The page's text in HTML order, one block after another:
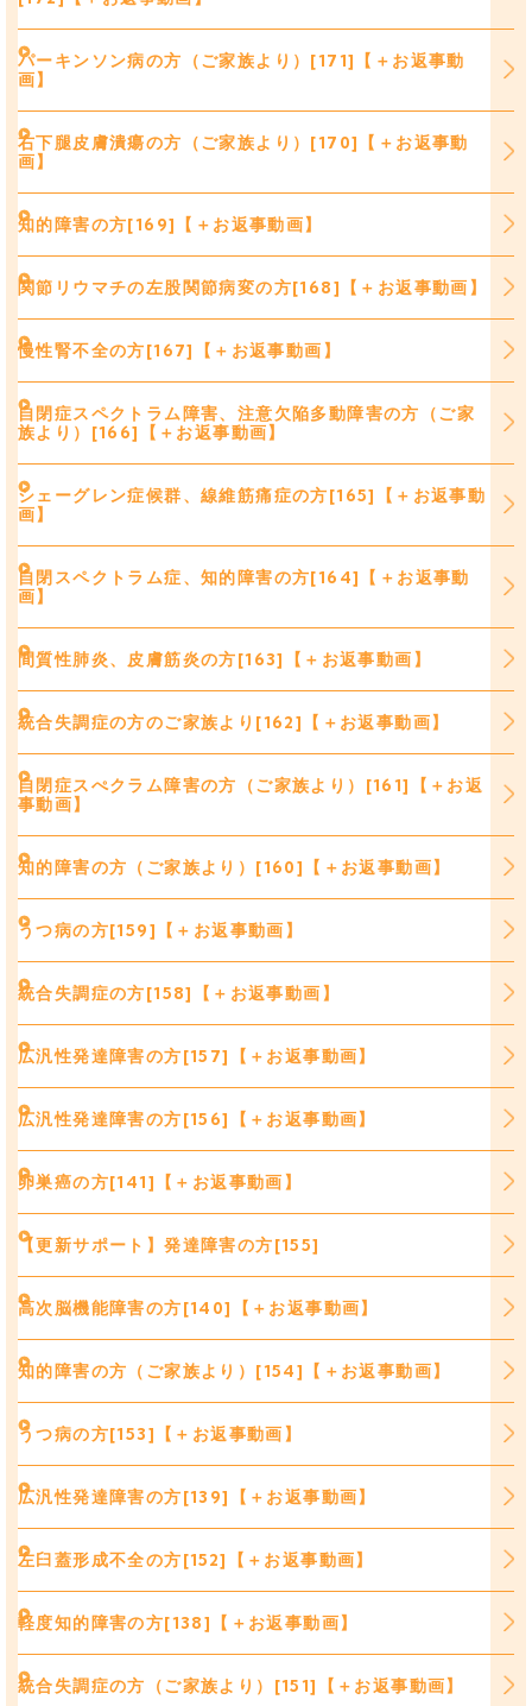
パーキンソン病の方（ご家族より）[171]【＋お返事動
画】
右下腿皮膚潰瘍の方（ご家族より）[170]【＋お返事動
画】
知的障害の方[169]【＋お返事動画】
関節リウマチの左股関節病変の方[168]【＋お返事動画】
慢性腎不全の方[167]【＋お返事動画】
自閉症スペクトラム障害、注意欠陥多動障害の方（ご家
族より）[166]【＋お返事動画】
シェーグレン症候群、線維筋痛症の方[165]【＋お返事動
画】
自閉スペクトラム症、知的障害の方[164]【＋お返事動
画】
間質性肺炎、皮膚筋炎の方[163]【＋お返事動画】
統合失調症の方のご家族より[162]【＋お返事動画】
自閉症スぺクラム障害の方（ご家族より）[161]【＋お返
事動画】
知的障害の方（ご家族より）[160]【＋お返事動画】
うつ病の方[159]【＋お返事動画】
統合失調症の方[158]【＋お返事動画】
広汎性発達障害の方[157]【＋お返事動画】
広汎性発達障害の方[156]【＋お返事動画】
卵巣癌の方[141]【＋お返事動画】
【更新サポート】発達障害の方[155]
高次脳機能障害の方[140]【＋お返事動画】
知的障害の方（ご家族より）[154]【＋お返事動画】
うつ病の方[153]【＋お返事動画】
広汎性発達障害の方[139]【＋お返事動画】
左臼蓋形成不全の方[152]【＋お返事動画】
軽度知的障害の方[138]【＋お返事動画】
統合失調症の方（ご家族より）[151]【＋お返事動画】